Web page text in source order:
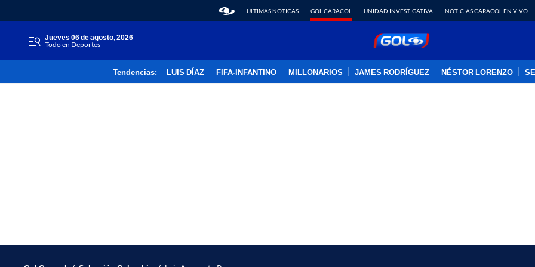
ÚLTIMAS NOTICAS GOL CARACOL UNIDAD INVESTIGATIVA NOTICIAS CARACOL EN VIVO
jueves 06 de agosto, 2026
Todo en Deportes
Tendencias: LUIS DÍAZ FIFA-INFANTINO MILLONARIOS JAMES RODRÍGUEZ NÉSTOR LORENZO